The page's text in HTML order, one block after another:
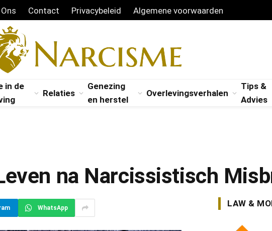
Contact Privacybeleid Algemene voorwaarden
in de
Relaties
Genezing
en herstel
Overlevingsverhalen
Tips &
Advies
na Narcissistisch
WhatsApp LAW &